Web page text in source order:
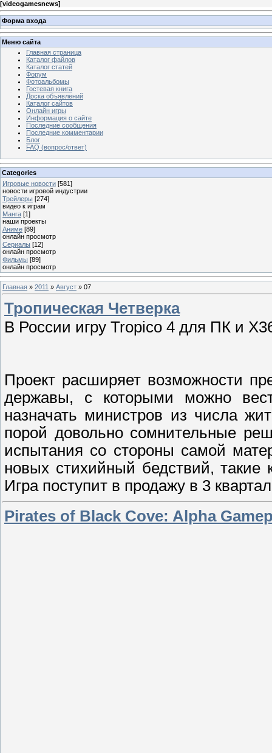
[videogamesnews]
Форма входа
Меню сайта
Главная страница
Каталог файлов
Каталог статей
Форум
Фотоальбомы
Гостевая книга
Доска объявлений
Каталог сайтов
Онлайн игры
Информация о сайте
Последние сообщения
Последние комментарии
Блог
FAQ (вопрос/ответ)
Categories
Игровые новости [581]
новости игровой индустрии
Трейлеры [274]
видео к играм
Манга [1]
наши проекты
Аниме [89]
онлайн просмотр
Сериалы [12]
онлайн просмотр
Фильмы [89]
онлайн просмотр
Главная » 2011 » Август » 07
Тропическая Четверка
В России игру Tropico 4 для ПК и
Проект расширяет возможности
державы, с которыми можно
назначать министров из числа
порой довольно сомнительные
испытания со стороны самой
новых стихийный бедствий, такие
Игра поступит в продажу в 3
Pirates of Black Cove: Alpha